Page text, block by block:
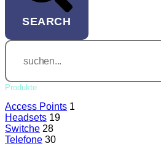
SEARCH
Produkte
Access Points 1
Headsets 19
Switche 28
Telefone 30